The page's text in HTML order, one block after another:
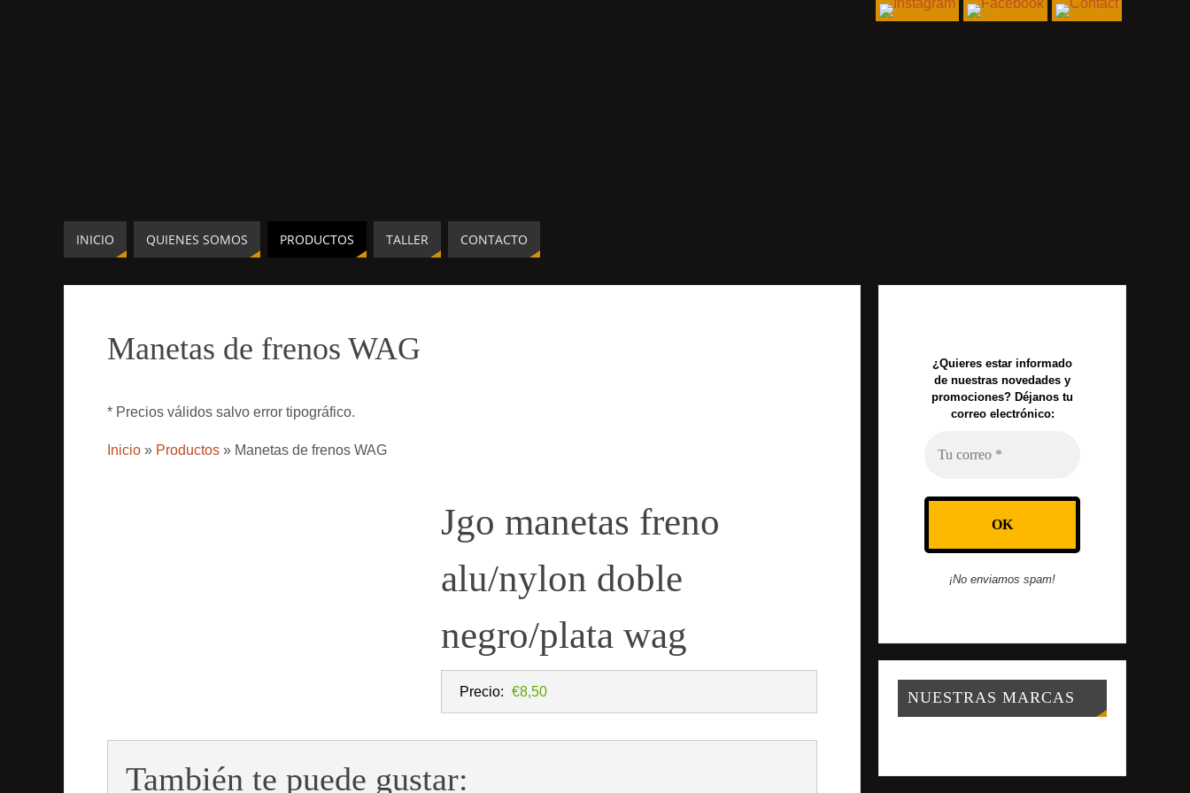
INICIO QUIENES SOMOS PRODUCTOS TALLER CONTACTO
Manetas de frenos WAG
* Precios válidos salvo error tipográfico.
Inicio » Productos » Manetas de frenos WAG
Jgo manetas freno
alu/nylon doble
negro/plata wag
Precio: €8,50
También te puede gustar:
¿Quieres estar informado
de nuestras novedades y
promociones? Déjanos tu
correo electrónico:
¡No enviamos spam!
NUESTRAS MARCAS